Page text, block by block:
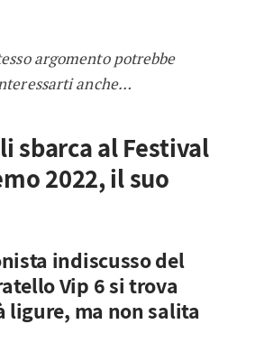
argomento potrebbe
anche…
sbarca al Festival
2022, il suo
indiscusso del
Vip 6 si trova
ligure, ma non salita